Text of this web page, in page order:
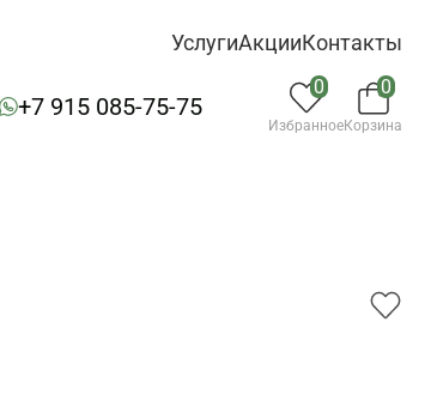
УслугиАкцииКонтакты
+7 915 085-75-75
0
Избранное
0
Корзина